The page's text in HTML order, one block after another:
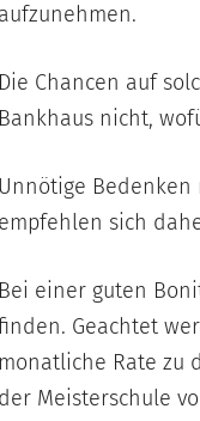
aufzunehmen.
Die Chancen auf
Bankhaus nicht,
Unnötige Bedenken
empfehlen sich
Bei einer guten
Geachtet
monatliche Rate zu
der Meisterschule